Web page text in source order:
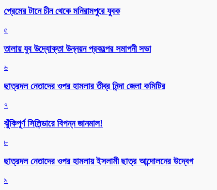
প্রেমের টানে চীন থেকে মনিরামপুরে যুবক
৫
তালায় যুব উদ্যোক্তা উন্নয়ন প্রকল্পের সমাপনী সভা
৬
ছাত্রদল নেতাদের ওপর হামলার তীব্র নিন্দা জেলা কমিটির
৭
ঝুঁকিপূর্ণ সিলিন্ডারে বিপন্ন জানমাল!
৮
ছাত্রদল নেতাদের ওপর হামলায় ইসলামী ছাত্র আন্দোলনের উদ্বেগ
৯